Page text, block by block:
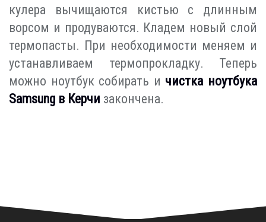
кулера вычищаются кистью с длинным
ворсом и продуваются. Кладем новый слой
термопасты. При необходимости меняем и
устанавливаем термопрокладку. Теперь
можно ноутбук собирать и чистка ноутбука
Samsung в Керчи закончена.